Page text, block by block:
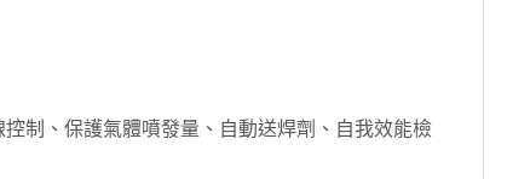
制、保護氣體噴發量、自動送焊劑、自我效能檢